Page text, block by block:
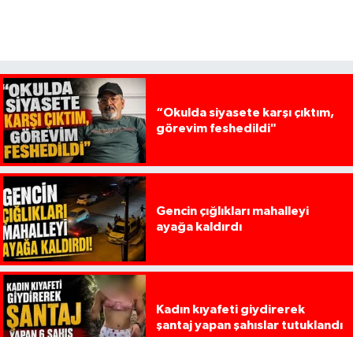
“Okulda siyasete karşı çıktım,
görevim feshedildi"
Gencin çığlıkları mahalleyi
ayağa kaldırdı
Kadın kıyafeti giydirerek
şantaj yapan şahıslar tutuklandı